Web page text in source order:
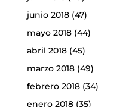
junio 2018(47)
mayo 2018(44)
abril 2018(45)
marzo 2018(49)
febrero 2018(34)
enero 2018(35)